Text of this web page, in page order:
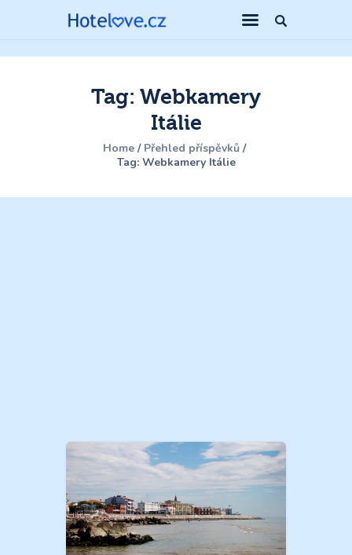
Tag: Webkamery
Itálie
Home
Přehled příspěvků
Tag: Webkamery Itálie